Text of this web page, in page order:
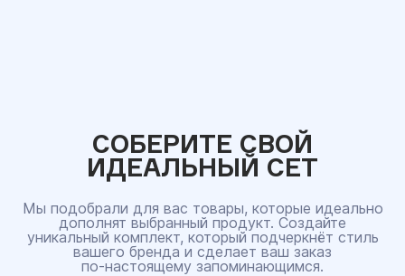
СОБЕРИТЕ СВОЙ
ИДЕАЛЬНЫЙ СЕТ
Мы подобрали для вас товары, которые идеально
дополнят выбранный продукт. Создайте
уникальный комплект, который подчеркнёт стиль
вашего бренда и сделает ваш заказ
по‑настоящему запоминающимся.